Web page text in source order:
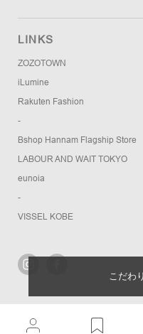
こだわ
LINKS
ZOZOTOWN
iLumine
Rakuten Fashion
-
Bshop Hannam Flagship Store
LABOUR AND WAIT TOKYO
eunoia
-
VISSEL KOBE